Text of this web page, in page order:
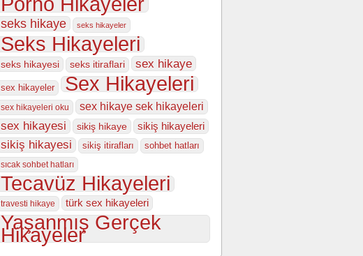
seks hikaye seks hikayeler
Seks Hikayeleri
seks hikayesi seks itiraflari sex hikaye
sex hikayeler Sex Hikayeleri
sex hikayeleri oku sex hikaye sek hikayeleri
sex hikayesi sikiş hikaye sikiş hikayeleri
sikiş hikayesi sikiş itirafları sohbet hatları
sıcak sohbet hatları
Tecavüz Hikayeleri
travesti hikaye türk sex hikayeleri
Yaşanmış Gerçek
Hikayeler